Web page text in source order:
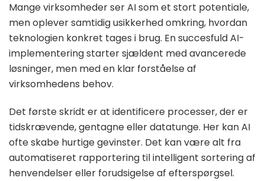
Mange virksomheder ser AI som et stort potentiale,
men oplever samtidig usikkerhed omkring, hvordan
teknologien konkret tages i brug. En succesfuld AI-
implementering starter sjældent med avancerede
løsninger, men med en klar forståelse af
virksomhedens behov.
Det første skridt er at identificere processer, der er
tidskrævende, gentagne eller datatunge. Her kan AI
ofte skabe hurtige gevinster. Det kan være alt fra
automatiseret rapportering til intelligent sortering af
henvendelser eller forudsigelse af efterspørgsel.